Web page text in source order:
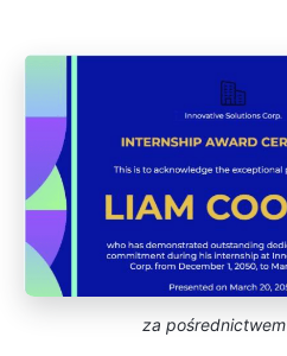
za pośrednictwem